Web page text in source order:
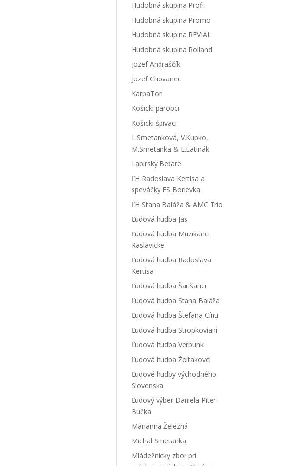
Hudobná skupina Profi
Hudobná skupina Promo
Hudobná skupina REVIAL
Hudobná skupina Rolland
Jozef Andraščík
Jozef Chovanec
KarpaTon
Košicki parobci
Košicki śpivaci
L.Smetanková, V.Kupko,
M.Smetanka & L.Latinák
Labirsky Beťare
ĽH Radoslava Kertisa a
speváčky FS Borievka
ĽH Stana Baláža & AMC Trio
Ľudová hudba Jas
Ľudová hudba Muzikanci
Raslavicke
Ľudová hudba Radoslava
Kertisa
Ľudová hudba Šarišanci
Ľudová hudba Stana Baláža
Ľudová hudba Štefana Cínu
Ľudová hudba Stropkoviani
Ľudová hudba Verbunk
Ľudová hudba Žoltakovci
Ľudové hudby východného
Slovenska
Ľudový výber Daniela Piter-
Bučka
Marianna Železná
Michal Smetanka
Mládežnícky zbor pri